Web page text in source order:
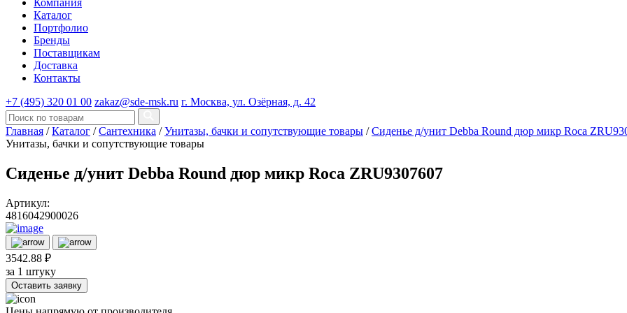
Компания
Каталог
Портфолио
Бренды
Поставщикам
Доставка
Контакты
+7 (495) 320 01 00 zakaz@sde-msk.ru г. Москва, ул. Озёрная, д. 42
Главная / Каталог / Сантехника / Унитазы, бачки и сопутствующие товары / Сиденье д/унит Debba Round дюр микр Roca
Унитазы, бачки и сопутствующие товары
Сиденье д/унит Debba Round дюр микр Roca ZRU9307607
Артикул:
4816042900026
3542.88 ₽
за 1 штуку
Оставить заявку